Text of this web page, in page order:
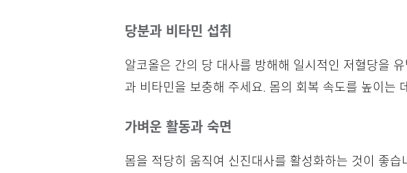
당분과 비타민 섭취
알코올은 간의 당 대사를 방해해 일시적인 저혈당을
과 비타민을 보충해 주세요. 몸의 회복 속도를 높이는
가벼운 활동과 숙면
몸을 적당히 움직여 신진대사를 활성화하는 것이 좋